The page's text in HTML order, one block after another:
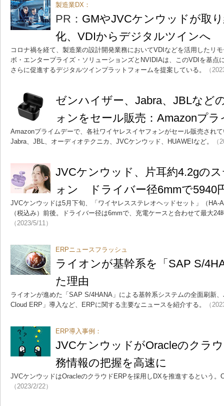
製造業DX：
PR： GMやJVCケンウッドが取
化、VDIからデジタルツインへ
コロナ禍を経て、製造業の設計開発業務においてVDIなどを活用したリ
ボ・エンタープライズ・ソリューションズとNVIDIAは、このVDIを基点
さらに促進するデジタルツインプラットフォームを提案している。
（
ゼンハイザー、Jabra、JBLなど
ォンをセール販売：Amazonプ
Amazonプライムデーで、各社ワイヤレスイヤフォンがセール販売され
Jabra、JBL、オーディオテクニカ、JVCケンウッド、HUAWEIなど。
（
JVCケンウッド、片耳約4.2gの
ォン ドライバー径6mmで5940
JVCケンウッドは5月下旬、「ワイヤレスステレオヘッドセット」（HA-
（税込み）前後。ドライバー径は6mmで、充電ケースと合わせて最大
（2023/5/11）
ERPニュースフラッシュ
ライオンが基幹系を「SAP S/
た理由
ライオンが進めた「SAP S/4HANA」による基幹系システムの全面刷新
Cloud ERP」導入など、ERPに関する主要なニュースを紹介する。
（
ERP導入事例：
JVCケンウッドがOracleのクラ
務情報の把握を高速に
JVCケンウッドはOracleのクラウドERPを採用しDXを推進するという。
（2023/2/22）